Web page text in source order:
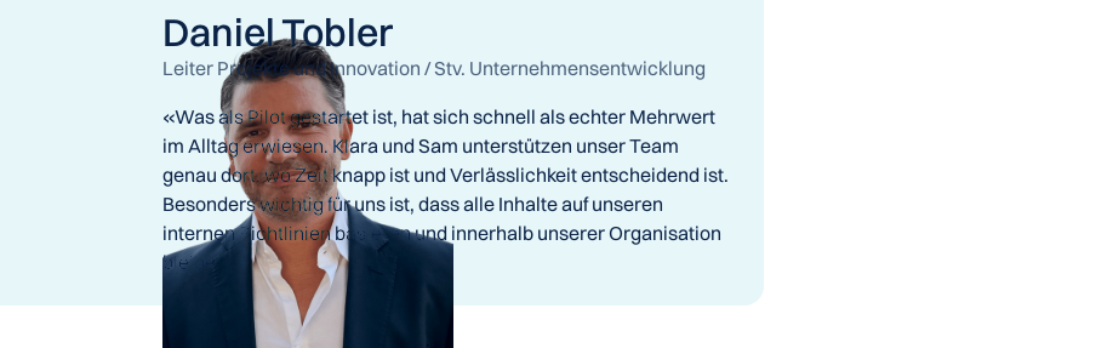
Daniel Tobler
Leiter Projekte und Innovation / Stv. Unternehmensentwicklung
«Was als Pilot gestartet ist, hat sich schnell als echter Mehrwert
im Alltag erwiesen. Klara und Sam unterstützen unser Team
genau dort, wo Zeit knapp ist und Verlässlichkeit entscheidend ist.
Besonders wichtig für uns ist, dass alle Inhalte auf unseren
internen Richtlinien basieren und innerhalb unserer Organisation
bleiben.»